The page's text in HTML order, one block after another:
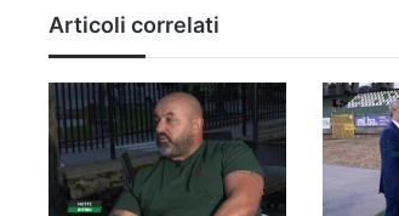
Articoli correlati